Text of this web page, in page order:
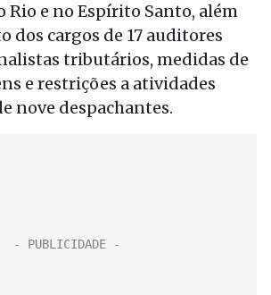
Rio e no Espírito Santo, além
dos cargos de 17 auditores
tributários, medidas de
e restrições a atividades
nove despachantes.